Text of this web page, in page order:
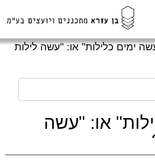
ימים כלילות" או: "עשה לילות
או: "עשה